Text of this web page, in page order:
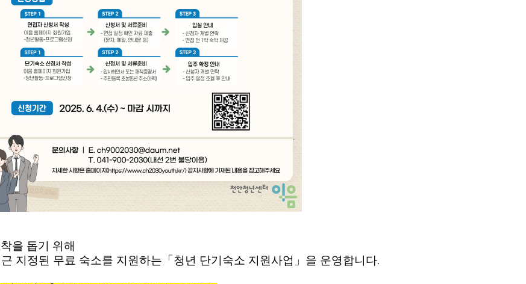
을 돕기 위해
지정된 무료 숙소를 지원하는「청년 단기숙소 지원사업」을 운영합니다.